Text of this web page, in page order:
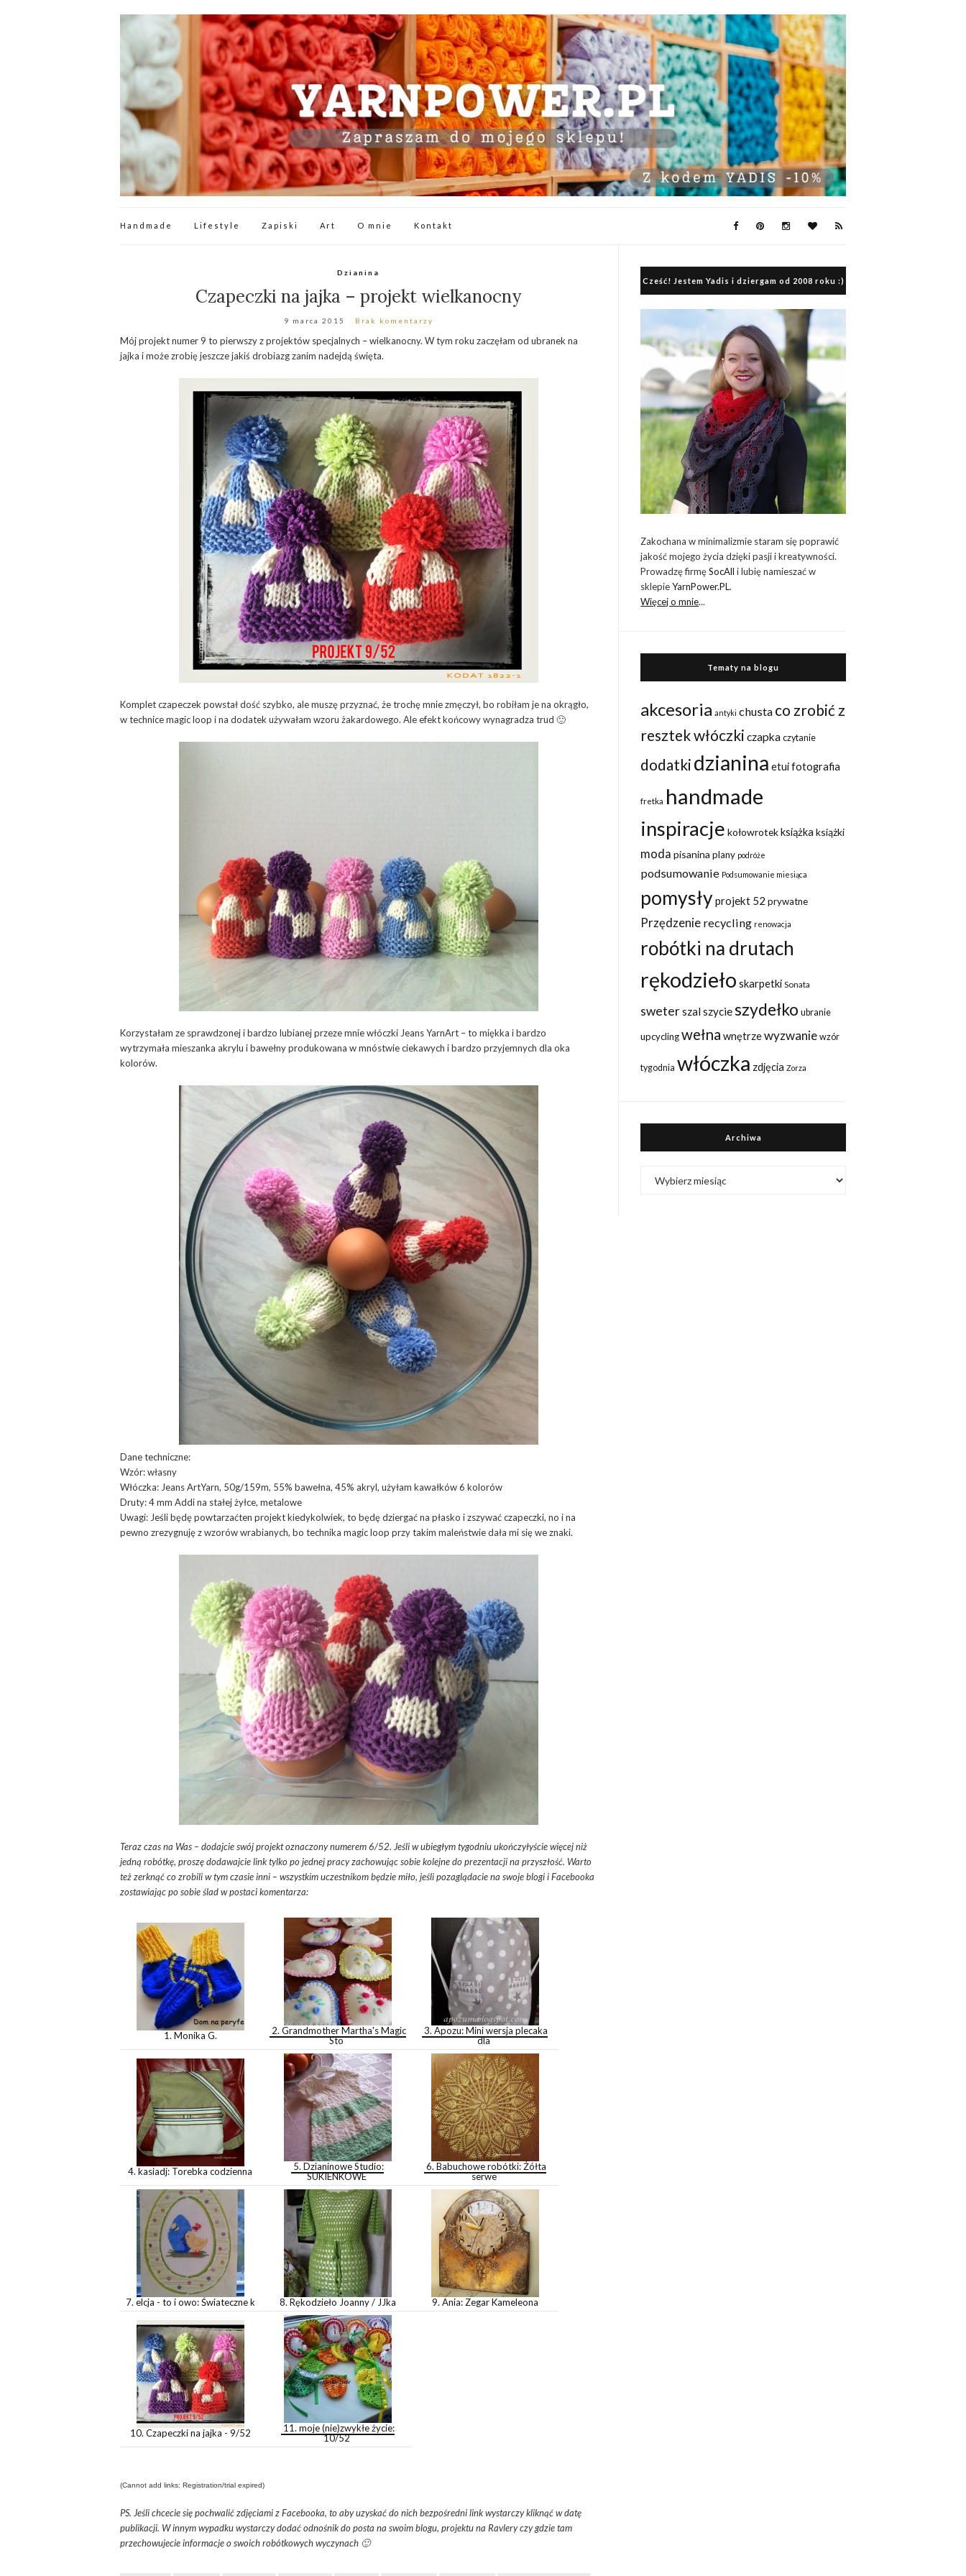
Handmade Lifestyle Zapiski Art O mnie Kontakt
Dzianina
Czapeczki na jajka – projekt wielkanocny
9 marca 2015 Brak komentarzy
Mój projekt numer 9 to pierwszy z projektów specjalnych – wielkanocny. W tym roku zaczęłam od ubranek na
jajka i może zrobię jeszcze jakiś drobiazg zanim nadejdą święta.
Komplet czapeczek powstał dość szybko, ale muszę przyznać, że trochę mnie zmęczył, bo robiłam je na okrągło,
w technice magic loop i na dodatek używałam wzoru żakardowego. Ale efekt końcowy wynagradza trud 🙂
Korzystałam ze sprawdzonej i bardzo lubianej przeze mnie włóczki Jeans YarnArt – to miękka i bardzo
wytrzymała mieszanka akrylu i bawełny produkowana w mnóstwie ciekawych i bardzo przyjemnych dla oka
kolorów.
Dane techniczne:
Wzór: własny
Włóczka: Jeans ArtYarn, 50g/159m, 55% bawełna, 45% akryl, użyłam kawałków 6 kolorów
Druty: 4 mm Addi na stałej żyłce, metalowe
Uwagi: Jeśli będę powtarzaćten projekt kiedykolwiek, to będę dziergać na płasko i zszywać czapeczki, no i na
pewno zrezygnuję z wzorów wrabianych, bo technika magic loop przy takim maleństwie dała mi się we znaki.
Teraz czas na Was – dodajcie swój projekt oznaczony numerem 6/52. Jeśli w ubiegłym tygodniu ukończyłyście więcej niż
jedną robótkę, proszę dodawajcie link tylko po jednej pracy zachowując sobie kolejne do prezentacji na przyszłość. Warto
też zerknąć co zrobili w tym czasie inni – wszystkim uczestnikom będzie miło, jeśli pozaglądacie na swoje blogi i Facebooka
zostawiając po sobie ślad w postaci komentarza:
1. Monika G.
2. Grandmother Martha's Magic
Sto
3. Apozu: Mini wersja plecaka
dla
4. kasiadj: Torebka codzienna
5. Dzianinowe Studio:
SUKIENKOWE
6. Babuchowe robótki: Żółta
serwe
7. elcja - to i owo: Świateczne k 8. Rękodzieło Joanny / JJka 9. Ania: Zegar Kameleona
10. Czapeczki na jajka - 9/52
11. moje (nie)zwykłe życie:
10/52
(Cannot add links: Registration/trial expired)
PS. Jeśli chcecie się pochwalić zdjęciami z Facebooka, to aby uzyskać do nich bezpośredni link wystarczy kliknąć w datę
publikacji. W innym wypadku wystarczy dodać odnośnik do posta na swoim blogu, projektu na Ravlery czy gdzie tam
przechowujecie informacje o swoich robótkowych wyczynach 🙂
Cześć! Jestem Yadis i dziergam od 2008 roku :)
Zakochana w minimalizmie staram się poprawić
jakość mojego życia dzięki pasji i kreatywności.
Prowadzę firmęSocAll i lubię namieszać w
sklepieYarnPower.PL.
Więcej o mnie...
Tematy na blogu
akcesoria antyki chusta co zrobić z
resztek włóczki czapka czytanie
dodatki dzianina etuifotografia
fretka handmade
inspiracje kołowrotekksiążka książki
moda pisanina plany podróże
podsumowanie Podsumowanie miesiąca
pomysłyprojekt 52 prywatne
Przędzenie recycling renowacja
robótki na drutach
rękodzieło skarpetki Sonata
sweterszalszycieszydełko ubranie
upcycling wełna wnętrzewyzwanie wzór
tygodnia włóczka zdjęcia Zorza
Archiwa